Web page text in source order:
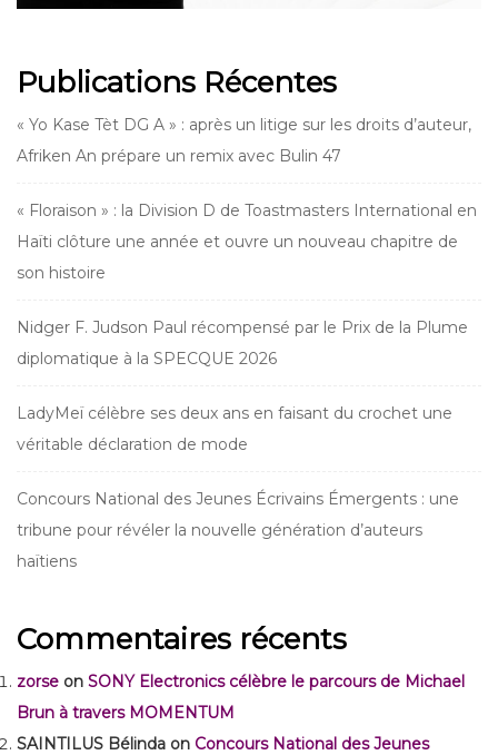
Publications Récentes
« Yo Kase Tèt DG A » : après un litige sur les droits d’auteur,
Afriken An prépare un remix avec Bulin 47
« Floraison » : la Division D de Toastmasters International en
Haïti clôture une année et ouvre un nouveau chapitre de
son histoire
Nidger F. Judson Paul récompensé par le Prix de la Plume
diplomatique à la SPECQUE 2026
LadyMeï célèbre ses deux ans en faisant du crochet une
véritable déclaration de mode
Concours National des Jeunes Écrivains Émergents : une
tribune pour révéler la nouvelle génération d’auteurs
haïtiens
Commentaires récents
zorse on SONY Electronics célèbre le parcours de Michael
Brun à travers MOMENTUM
SAINTILUS Bélinda on Concours National des Jeunes